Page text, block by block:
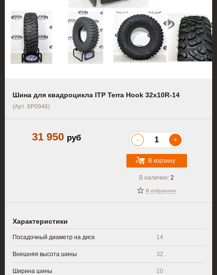
Шина для квадроцикла ITP Terra Hook 32x10R-14
(Арт. 6P0946)
31 950 руб - +
В корзину
В наличии: 2
В избранное
Характеристики
Посадочный диаметр на диск 14
Внешняя высота шины 32
Ширина шины 10